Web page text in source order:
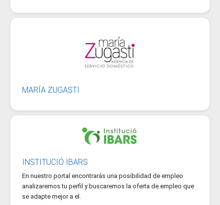
MARÍA ZUGASTI
INSTITUCIÓ IBARS
En nuestro portal encontrarás una posibilidad de empleo
analizaremos tu perfil y buscaremos la oferta de empleo que
se adapte mejor a el.